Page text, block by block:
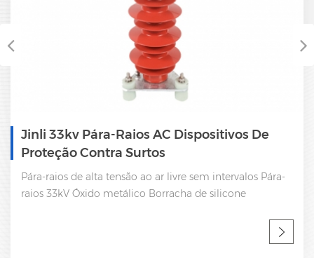
Jinli 33kv Pára-Raios AC Dispositivos De
Proteção Contra Surtos
Pára-raios de alta tensão ao ar livre sem intervalos Pára-
raios 33kV Óxido metálico Borracha de silicone